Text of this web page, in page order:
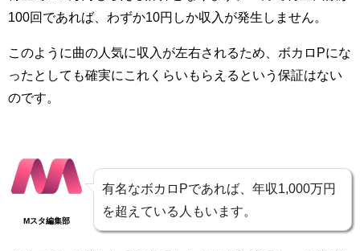
100回であれば、わずか10円しか収入が発生しません。
このように曲の人気に収入が左右されるため、ボカロPにな
ったとしても確実にこれくらいもらえるという保証はない
のです。
Mスタ編集部
有名なボカロPであれば、年収1,000万円
を超えている人もいます。